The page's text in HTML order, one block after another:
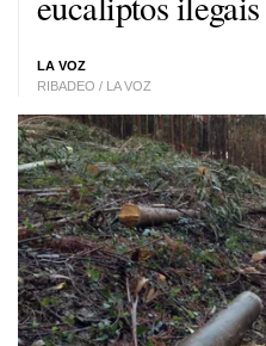
LA VOZ
RIBADEO / LA VOZ